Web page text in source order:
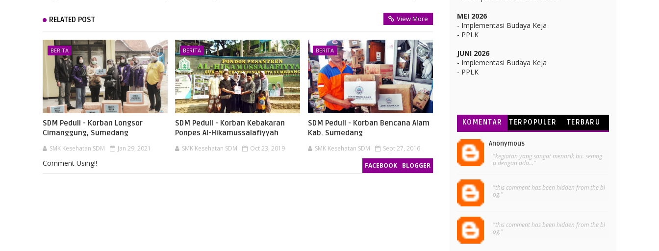
RELATED POST View More
BERITA
SDM Peduli - Korban Longsor
Cimanggung, Sumedang
SMK Kesehatan SDM Jan 29, 2021
BERITA
SDM Peduli - Korban Kebakaran
Ponpes Al-Hikamussalafiyyah
SMK Kesehatan SDM Oct 23, 2019
BERITA
SDM Peduli - Korban Bencana Alam
Kab. Sumedang
SMK Kesehatan SDM Sept 27, 2016
FACEBOOK BLOGGER
Comment Using!!
MEI 2026
- Implementasi Budaya Keja
- PPLK
JUNI 2026
- Implementasi Budaya Keja
- PPLK
KOMENTAR TERPOPULER TERBARU
Anonymous
"kegiatan yang sangat menarik bu. semog
a dengan ada..."
"this comment has been hidden from the bl
og."
"this comment has been hidden from the bl
og."